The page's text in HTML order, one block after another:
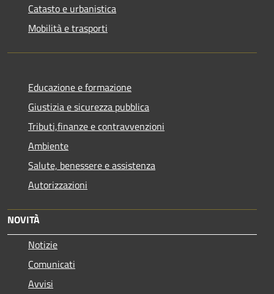
Catasto e urbanistica
Mobilità e trasporti
Educazione e formazione
Giustizia e sicurezza pubblica
Tributi,finanze e contravvenzioni
Ambiente
Salute, benessere e assistenza
Autorizzazioni
NOVITÀ
Notizie
Comunicati
Avvisi